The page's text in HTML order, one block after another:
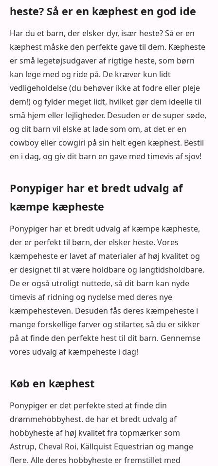
heste? Så er en kæphest en god ide
Har du et barn, der elsker dyr, især heste? Så er en
kæphest måske den perfekte gave til dem. Kæpheste
er små legetøjsudgaver af rigtige heste, som børn
kan lege med og ride på. De kræver kun lidt
vedligeholdelse (du behøver ikke at fodre eller pleje
dem!) og fylder meget lidt, hvilket gør dem ideelle til
små hjem eller lejligheder. Desuden er de super søde,
og dit barn vil elske at lade som om, at det er en
cowboy eller cowgirl på sin helt egen kæphest. Bestil
en i dag, og giv dit barn en gave med timevis af sjov!
Ponypiger har et bredt udvalg af
kæmpe kæpheste
Ponypiger har et bredt udvalg af kæmpe kæpheste,
der er perfekt til børn, der elsker heste. Vores
kæmpeheste er lavet af materialer af høj kvalitet og
er designet til at være holdbare og langtidsholdbare.
De er også utroligt nuttede, så dit barn kan nyde
timevis af ridning og nydelse med deres nye
kæmpehesteven. Desuden fås deres kæmpeheste i
mange forskellige farver og stilarter, så du er sikker
på at finde den perfekte hest til dit barn. Gennemse
vores udvalg af kæmpeheste i dag!
Køb en kæphest
Ponypiger er det perfekte sted at finde din
drømmehobbyhest. de har et bredt udvalg af
hobbyheste af høj kvalitet fra topmærker som
Astrup, Cheval Roi, Källquist Equestrian og mange
flere. Alle deres hobbyheste er fremstillet med